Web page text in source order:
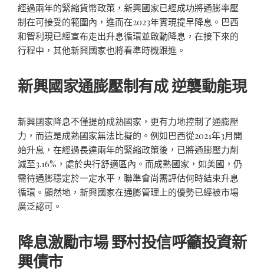
經過兩年的緊縮貨幣政策，新興國家已經成功將通膨率壓
制在可接受的範圍內，進而在2023年實現提早降息。巴西
和智利現已經宣布走出升息循環並啟動降息，在接下來的
行程中，其他新興國家也將看準時機跟進。
新興國家通膨壓制有成 逆襲動能現
新興國家降息不僅提前成熟國家，更有力地控制了通膨壓
力，而這是成熟國家無法比擬的。例如巴西從2021年3月開
始升息，在經過長達兩年的緊縮政策後，已將通膨壓力削
減至3.16%，處於央行舒適區內。而成熟國家，如美國，仍
需待通膨穩定於一定水平，聯準會尚需評估何時結束升息
循環。顯然地，新興國家在通膨管理上的優勢已經被市場
廣泛認可。
降息激勵市場 野村投信呼籲投資新
興債市